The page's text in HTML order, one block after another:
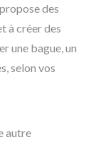
des
à créer des
une bague, un
selon vos
autre